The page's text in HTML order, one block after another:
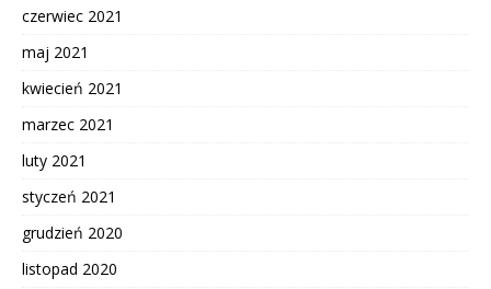
czerwiec 2021
maj 2021
kwiecień 2021
marzec 2021
luty 2021
styczeń 2021
grudzień 2020
listopad 2020